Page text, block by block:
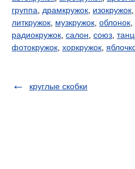
группа
драмкружок изокружок
литкружок музкружок облонок
радиокружок салон союз
фотокружок хоркружок
круглые скобки